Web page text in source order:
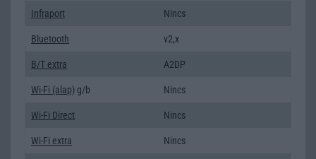
Infraport Nincs
Bluetooth v2,x
B/T extra A2DP
Wi-Fi (alap) g/b Nincs
Wi-Fi Direct Nincs
Wi-Fi extra Nincs